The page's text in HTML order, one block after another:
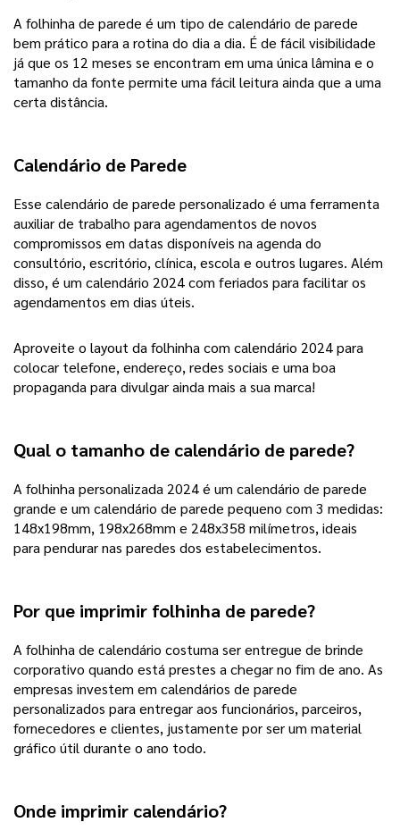
A folhinha de parede é um tipo de calendário de parede
bem prático para a rotina do dia a dia. É de fácil visibilidade
já que os 12 meses se encontram em uma única lâmina e o
tamanho da fonte permite uma fácil leitura ainda que a uma
certa distância.
Calendário de Parede
Esse calendário de parede personalizado é uma ferramenta
auxiliar de trabalho para agendamentos de novos
compromissos em datas disponíveis na agenda do
consultório, escritório, clínica, escola e outros lugares. Além
disso, é um calendário 2024 com feriados para facilitar os
agendamentos em dias úteis.
Aproveite o layout da folhinha com calendário 2024 para
colocar telefone, endereço, redes sociais e uma boa
propaganda para divulgar ainda mais a sua marca!
Qual o tamanho de calendário de parede?
A folhinha personalizada 2024 é um calendário de parede
grande e um calendário de parede pequeno com 3 medidas:
148x198mm, 198x268mm e 248x358 milímetros, ideais
para pendurar nas paredes dos estabelecimentos.
Por que imprimir folhinha de parede?
A folhinha de calendário costuma ser entregue de brinde
corporativo quando está prestes a chegar no fim de ano. As
empresas investem em calendários de parede
personalizados para entregar aos funcionários, parceiros,
fornecedores e clientes, justamente por ser um material
gráfico útil durante o ano todo.
Onde imprimir calendário?